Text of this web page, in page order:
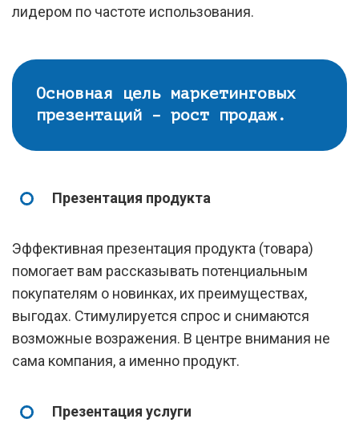
лидером по частоте использования.
Основная цель маркетинговых
презентаций – рост продаж.
Презентация продукта
Эффективная презентация продукта (товара)
помогает вам рассказывать потенциальным
покупателям о новинках, их преимуществах,
выгодах. Стимулируется спрос и снимаются
возможные возражения. В центре внимания не
сама компания, а именно продукт.
Презентация услуги